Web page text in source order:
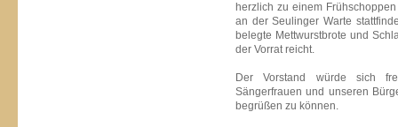
herzlich zu einem
an der Seulinger Warte
belegte Mettwurstbrote und
der Vorrat reicht.
Der Vorstand würde sich
Sängerfrauen und unseren
begrüßen zu können.